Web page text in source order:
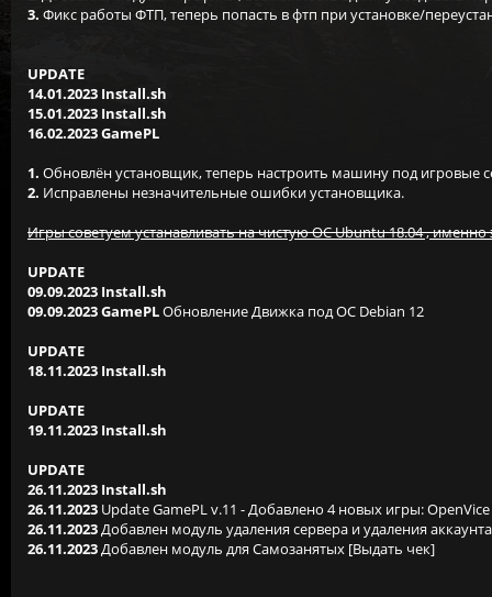
3. Фикс работы ФТП, теперь попасть в фтп при установке/
UPDATE
14.01.2023 Install.sh
15.01.2023 Install.sh
16.02.2023 GamePL
1. Обновлён установщик, теперь настроить машину под игровые
2. Исправлены незначительные ошибки установщика.
Игры советуем устанавливать на чистую OC Ubuntu 18.04 , именно
UPDATE
09.09.2023 Install.sh
09.09.2023 GamePLОбновление Движка под ОС Debian 12
UPDATE
18.11.2023 Install.sh
UPDATE
19.11.2023 Install.sh
UPDATE
26.11.2023 Install.sh
26.11.2023 Update GamePL v.11 - Добавлено 4 новых игры:
26.11.2023Добавлен модуль удаления сервера и удаления
26.11.2023Добавлен модуль для Самозанятых [Выдать чек]